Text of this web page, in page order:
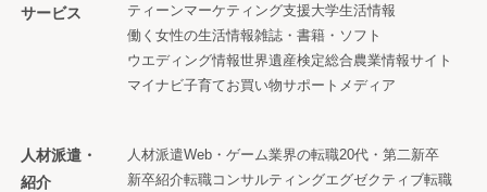
サービス
ティーンマーケティング支援大学生活情報
働く女性の生活情報雑誌・書籍・ソフト
ウエディング情報世界遺産検定総合農業情報サイト
マイナビ子育てお買い物サポートメディア
人材派遣・
紹介
人材派遣Web・ゲーム業界の転職20代・第二新卒
新卒紹介転職コンサルティングエグゼクティブ転職